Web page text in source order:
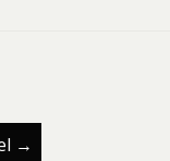
→